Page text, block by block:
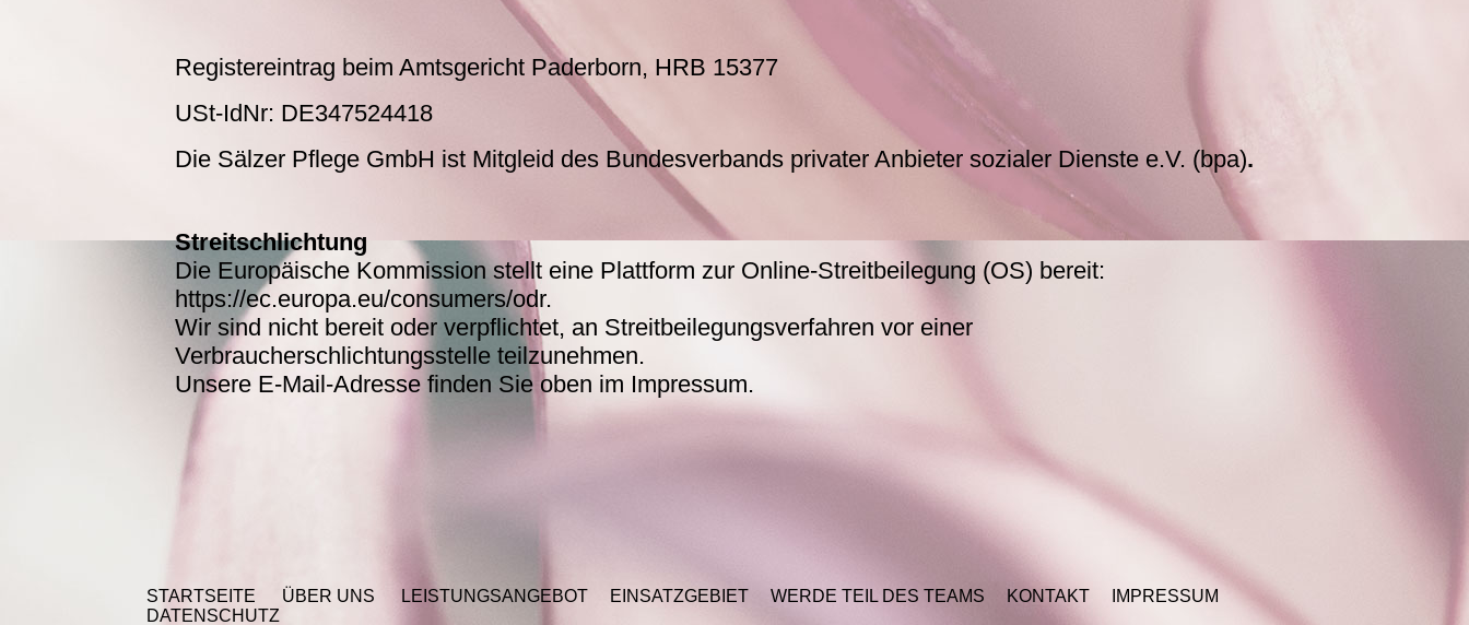
Registereintrag beim Amtsgericht Paderborn, HRB 15377
USt-IdNr: DE347524418
Die Sälzer Pflege GmbH ist Mitgleid des Bundesverbands privater Anbieter sozialer Dienste e.V. (bpa).
Streitschlichtung
Die Europäische Kommission stellt eine Plattform zur Online-Streitbeilegung (OS) bereit:
https://ec.europa.eu/consumers/odr.
Wir sind nicht bereit oder verpflichtet, an Streitbeilegungsverfahren vor einer
Verbraucherschlichtungsstelle teilzunehmen.
Unsere E-Mail-Adresse finden Sie oben im Impressum.
STARTSEITE ÜBER UNS LEISTUNGSANGEBOT EINSATZGEBIET WERDE TEIL DES TEAMS KONTAKT
IMPRESSUM
DATENSCHUTZ